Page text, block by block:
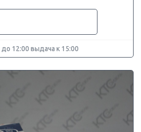
до 12:00 выдача к 15:00